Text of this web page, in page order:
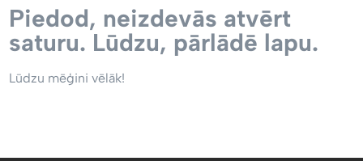
Piedod, neizdevās atvērt
saturu. Lūdzu, pārlādē lapu.
Lūdzu mēģini vēlāk!